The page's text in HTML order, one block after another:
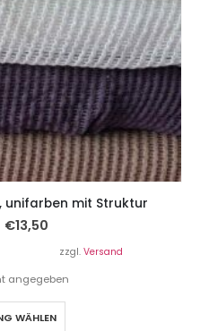
unifarben mit Struktur
€13,50
zzgl. Versand
angegeben
WÄHLEN